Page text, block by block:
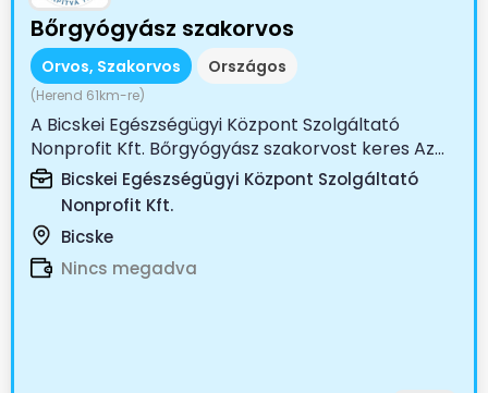
Bőrgyógyász szakorvos
Orvos, Szakorvos Országos
(Herend 61km-re)
A Bicskei Egészségügyi Központ Szolgáltató
Nonprofit Kft. Bőrgyógyász szakorvost keres Az...
Bicskei Egészségügyi Központ Szolgáltató
Nonprofit Kft.
Bicske
Nincs megadva